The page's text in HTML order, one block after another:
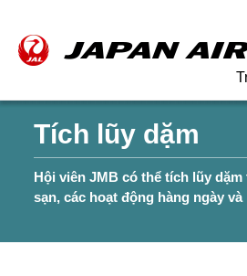
Tích lũy dặm
Hội viên JMB có thể tích lũy
sạn, các hoạt động hàng ngày